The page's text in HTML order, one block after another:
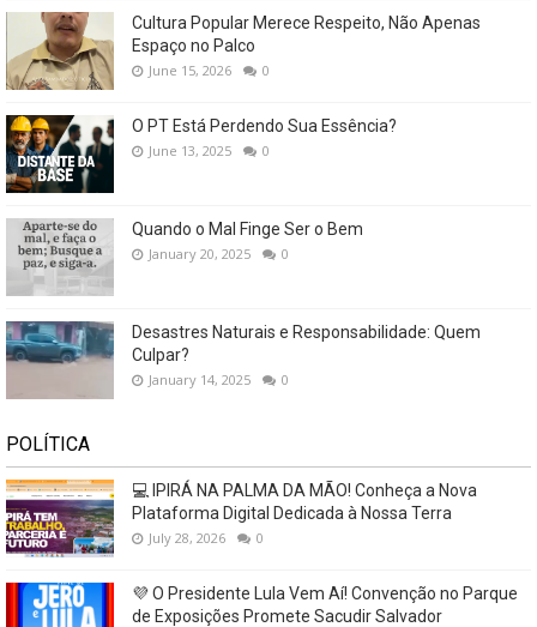
Cultura Popular Merece Respeito, Não Apenas
Espaço no Palco
June 15, 2026 0
O PT Está Perdendo Sua Essência?
June 13, 2025 0
Quando o Mal Finge Ser o Bem
January 20, 2025 0
Desastres Naturais e Responsabilidade: Quem
Culpar?
January 14, 2025 0
POLÍTICA
💻 IPIRÁ NA PALMA DA MÃO! Conheça a Nova
Plataforma Digital Dedicada à Nossa Terra
July 28, 2026 0
💜 O Presidente Lula Vem Aí! Convenção no Parque
de Exposições Promete Sacudir Salvador